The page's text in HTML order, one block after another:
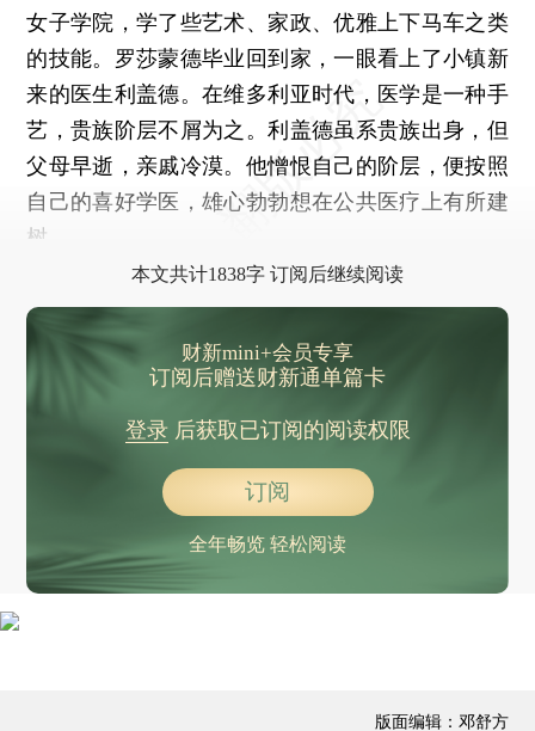
女子学院，学了些艺术、家政、优雅上下马车之类
的技能。罗莎蒙德毕业回到家，一眼看上了小镇新
来的医生利盖德。在维多利亚时代，医学是一种手
艺，贵族阶层不屑为之。利盖德虽系贵族出身，但
父母早逝，亲戚冷漠。他憎恨自己的阶层，便按照
自己的喜好学医，雄心勃勃想在公共医疗上有所建
树。
本文共计1838字 订阅后继续阅读
财新mini+会员专享
订阅后赠送财新通单篇卡
登录后获取已订阅的阅读权限
订阅
全年畅览 轻松阅读
版面编辑：邓舒方